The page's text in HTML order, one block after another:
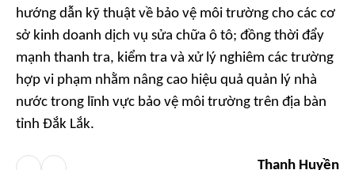
hướng dẫn kỹ thuật về bảo vệ môi trường cho các cơ
sở kinh doanh dịch vụ sửa chữa ô tô; đồng thời đẩy
mạnh thanh tra, kiểm tra và xử lý nghiêm các trường
hợp vi phạm nhằm nâng cao hiệu quả quản lý nhà
nước trong lĩnh vực bảo vệ môi trường trên địa bàn
tỉnh Đắk Lắk.
Thanh Huyền